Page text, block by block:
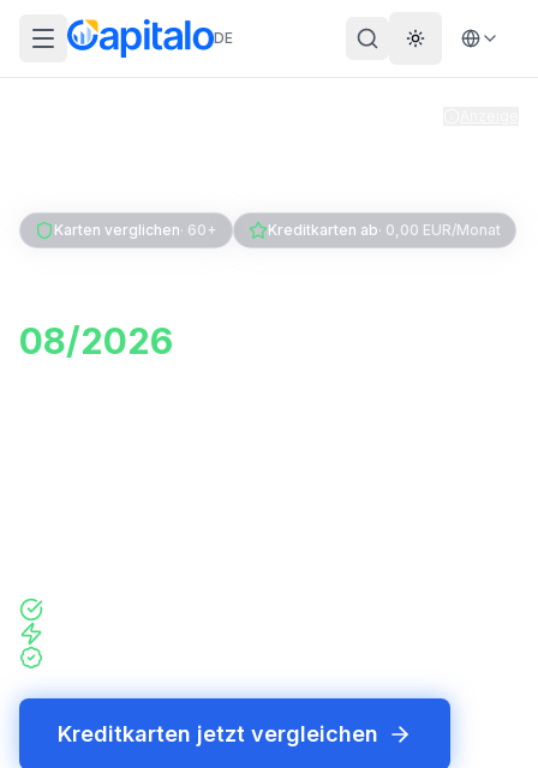
DE Theme
Karten verglichen· 60+ Kreditkarten ab· 0,00 EUR/Monat
08/2026
Kreditkarten jetzt vergleichen